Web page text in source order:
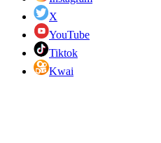
X
YouTube
Tiktok
Kwai